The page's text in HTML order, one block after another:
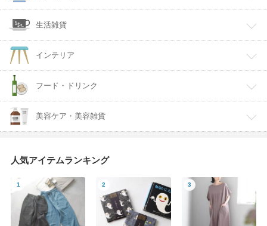
生活雑貨
インテリア
フード・ドリンク
美容ケア・美容雑貨
人気アイテムランキング